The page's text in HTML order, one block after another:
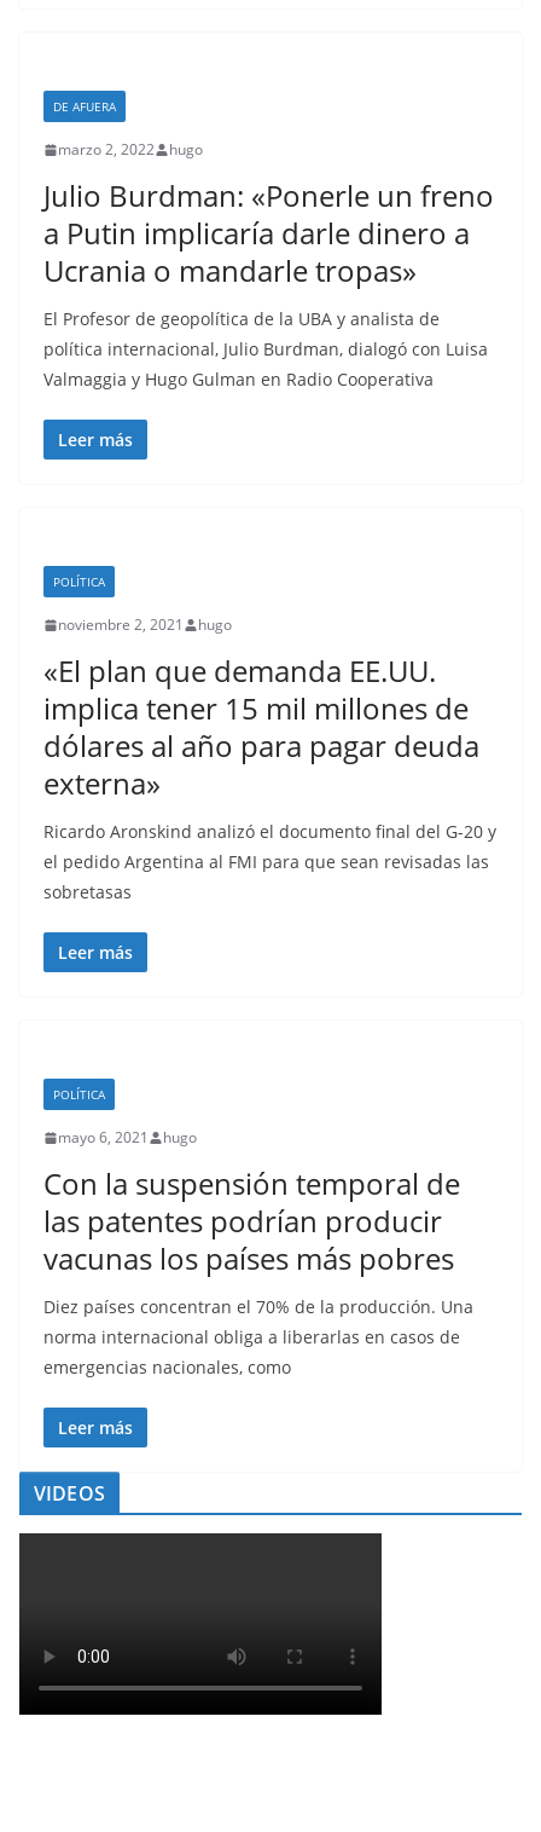
DE AFUERA
marzo 2, 2022 hugo
Julio Burdman: «Ponerle un freno
a Putin implicaría darle dinero a
Ucrania o mandarle tropas»
El Profesor de geopolítica de la UBA y analista de
política internacional, Julio Burdman, dialogó con Luisa
Valmaggia y Hugo Gulman en Radio Cooperativa
Leer más
POLÍTICA
noviembre 2, 2021 hugo
«El plan que demanda EE.UU.
implica tener 15 mil millones de
dólares al año para pagar deuda
externa»
Ricardo Aronskind analizó el documento final del G-20 y
el pedido Argentina al FMI para que sean revisadas las
sobretasas
Leer más
POLÍTICA
mayo 6, 2021 hugo
Con la suspensión temporal de
las patentes podrían producir
vacunas los países más pobres
Diez países concentran el 70% de la producción. Una
norma internacional obliga a liberarlas en casos de
emergencias nacionales, como
Leer más
VIDEOS